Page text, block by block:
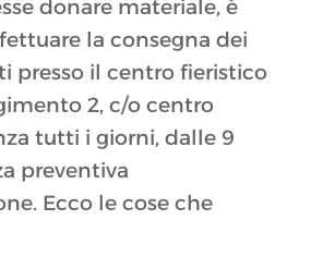
donare materiale, è
la consegna dei
presso il centro fieristico
2, c/o centro
tutti i giorni, dalle 9
preventiva
Ecco le cose che